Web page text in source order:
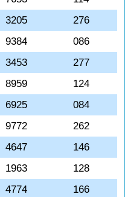
3205
276
9384
086
3453
277
8959
124
6925
084
9772
262
4647
146
1963
128
4774
166